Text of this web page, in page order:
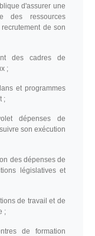
d'assurer une
des ressources
de son
des cadres de
;
et programmes
;
dépenses de
son exécution
des dépenses de
législatives et
de travail et de
;
de formation